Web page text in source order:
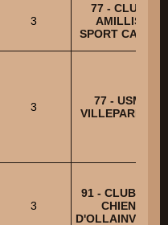
3
77 - CLUB
AMILLIS
SPORT CANIN
3
77 - USM
VILLEPARISIS
3
91 - CLUB DU
CHIEN
D'OLLAINVILLE